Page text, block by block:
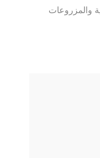
والمزروعات